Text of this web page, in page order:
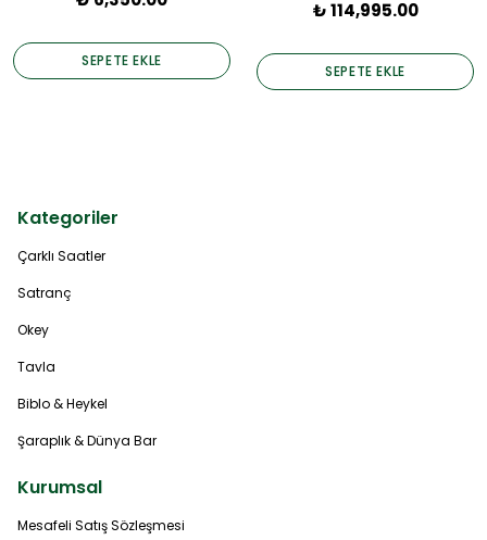
SEPETE EKLE
₺ 114,995.00
SEPETE EKLE
Kategoriler
Çarklı Saatler
Satranç
Okey
Tavla
Biblo & Heykel
Şaraplık & Dünya Bar
Kurumsal
Mesafeli Satış Sözleşmesi